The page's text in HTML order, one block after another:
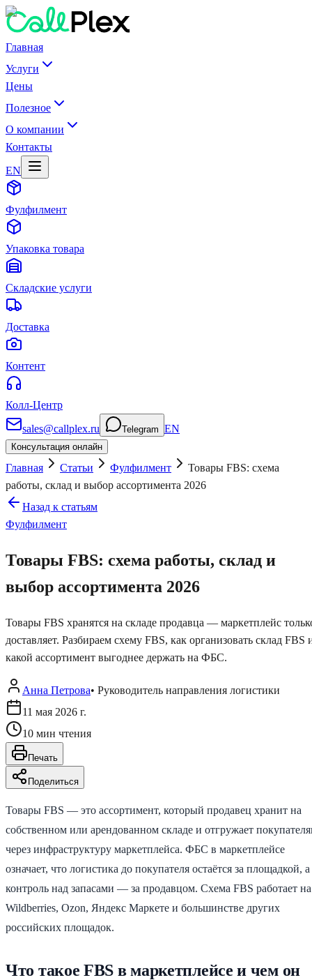
Главная
Услуги
Цены
Полезное
О компании
Контакты
EN
Фулфилмент
Упаковка товара
Складские услуги
Доставка
Контент
Колл-Центр
sales@callplex.ru
Telegram EN
Консультация онлайн
Главная Статьи Фулфилмент
Товары FBS: схема
работы, склад и выбор ассортимента 2026
Назад к статьям
Фулфилмент
Товары FBS: схема работы, склад и
выбор ассортимента 2026
Товары FBS хранятся на складе продавца — маркетплейс
доставляет. Разбираем схему FBS, как организовать склад FBS
какой ассортимент выгоднее держать на ФБС.
Анна Петрова• Руководитель направления логистики
11 мая 2026 г.
10 мин чтения
Печать
Поделиться
Товары FBS — это ассортимент, который продавец хранит на
собственном или арендованном складе и отгружает
через инфраструктуру маркетплейса. ФБС в маркетплейсе
означает, что логистика до покупателя остаётся за площадкой, а
контроль над запасами — за продавцом. Схема FBS работает на
Wildberries, Ozon, Яндекс Маркете и большинстве других
российских площадок.
Что такое FBS в маркетплейсе и чем он